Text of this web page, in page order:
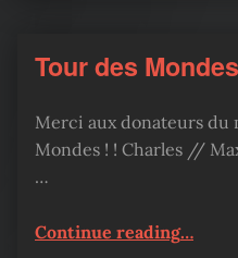
Tour des
Merci aux donateurs du
Mondes ! ! Charles //
…
Continue reading“Tour des Mondes – Chapitre 418”
…